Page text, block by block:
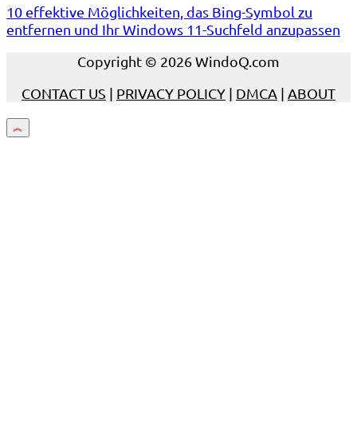
10 effektive Möglichkeiten, das Bing-Symbol zu
entfernen und Ihr Windows 11-Suchfeld anzupassen
Copyright © 2026 WindoQ.com
CONTACT US | PRIVACY POLICY | DMCA | ABOUT